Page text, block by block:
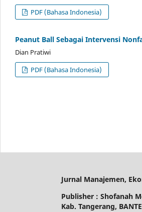
PDF (Bahasa Indonesia)
Peanut Ball Sebagai Intervensi
Dian Pratiwi
PDF (Bahasa Indonesia)
Jurnal Manajemen,
Publisher : Shofanah
Kab. Tangerang,